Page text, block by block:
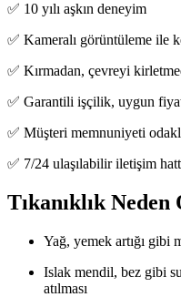
✅ 10 yılı aşkın deneyim
✅ Kameralı görüntüleme ile
✅ Kırmadan, çevreyi
✅ Garantili işçilik, uygun
✅ Müşteri memnuniyeti
✅ 7/24 ulaşılabilir iletişim
Tıkanıklık
Yağ, yemek artığı gibi
Islak mendil, bez gibi
atılması